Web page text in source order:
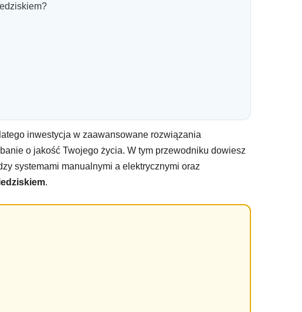
inwestycja w zaawansowane rozwiązania
o jakość Twojego życia. W tym przewodniku dowiesz
systemami manualnymi a elektrycznymi oraz
.